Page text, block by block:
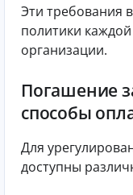
Эти требования
политики
организации.
Погашение
способы
Для
доступны